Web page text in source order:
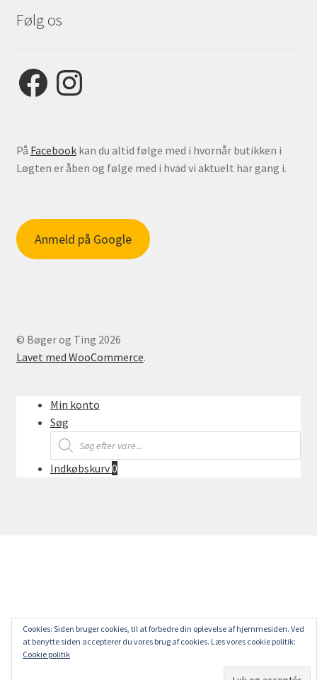
Følg os
FacebookInstagram
På Facebookkan du altid følge med i hvornår butikken i
Løgten er åben og følge med i hvad vi aktuelt har gang i.
Anmeld på Google
© Bøger og Ting 2026
Lavet med WooCommerce.
Min konto
Søg
Products
search
Indkøbskurv0
Cookies: Siden bruger cookies, til at forbedre din oplevelse af hjemmesiden. Ved
at benytte siden accepterer du vores brug af cookies. Læs vores cookie politik:
Cookie politik